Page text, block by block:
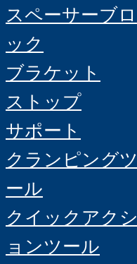
スペーサーブロ
ック
ブラケット
ストップ
サポート
クランピングツ
ール
クイックアクシ
ョンツール